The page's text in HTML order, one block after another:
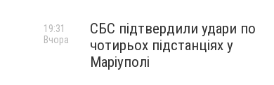
СБС підтвердили удари по
чотирьох підстанціях у
Маріуполі
19:31
Вчора